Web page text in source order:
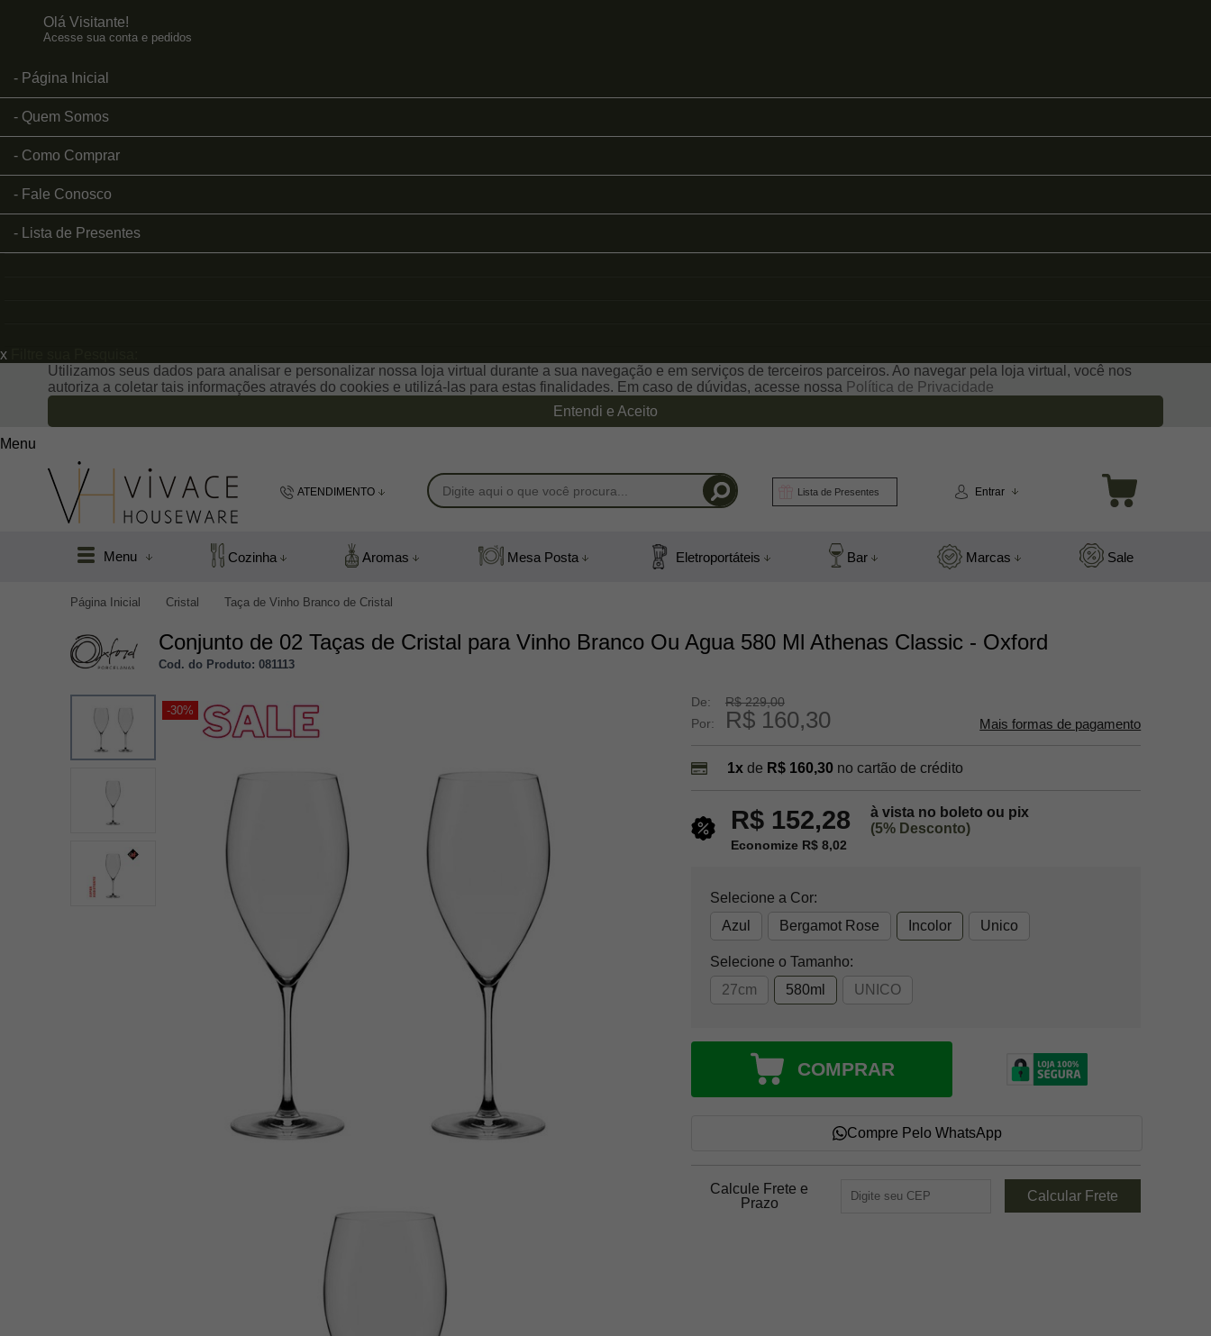
Olá Visitante!
Acesse sua conta e pedidos
Página Inicial
Quem Somos
Como Comprar
Fale Conosco
Lista de Presentes
x
Utilizamos seus dados para analisar e personalizar nossa loja virtual durante a sua navegação e em serviços de terceiros parceiros. Ao navegar pela loja virtual, você nos
autoriza a coletar tais informações através do cookies e utilizá-las para estas finalidades. Em caso de dúvidas, acesse nossa Política de Privacidade
Entendi e Aceito
Menu
ATENDIMENTO
(48) 991831408
Lista de Presentes Entrar
Menu Cozinha Aromas Mesa Posta Eletroportáteis Bar Marcas Sale
Página Inicial Cristal Taça de Vinho Branco de Cristal
Conjunto de 02 Taças de Cristal para Vinho Branco Ou Agua 580 Ml Athenas Classic - Oxford
Cod. do Produto: 081113
-30%
De:
R$ 229,00
Por:
R$ 160,30 Mais formas de pagamento
1x de R$ 160,30 no cartão de crédito
R$ 152,28
à vista no boleto ou pix
(5% Desconto)
Economize R$ 8,02
Selecione a Cor:
Azul
Bergamot Rose Incolor Unico
Selecione o Tamanho:
27cm
580ml UNICO
COMPRAR
Compre Pelo WhatsApp
Calcule Frete e
Prazo